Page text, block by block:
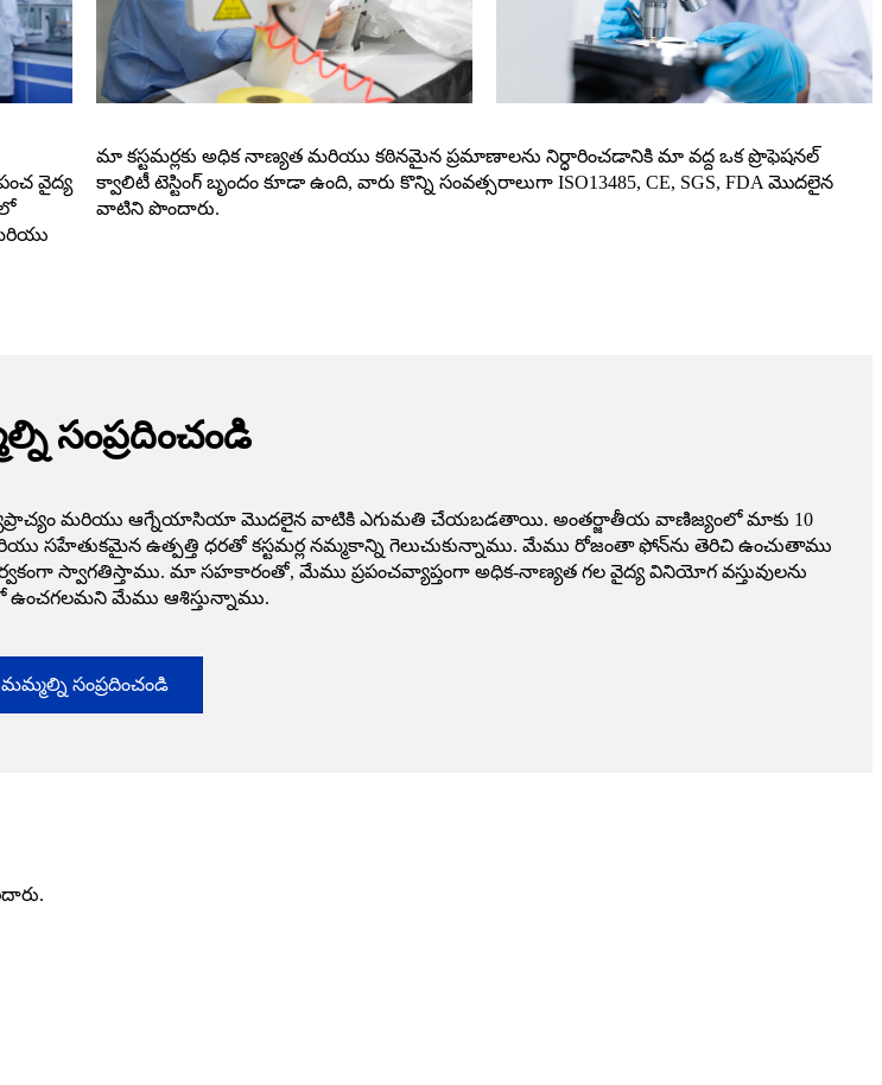
వైద్య
మా కస్టమర్లకు అధిక నాణ్యత మరియు కఠినమైన ప్రమాణాలను నిర్ధారించడానికి మా వద్ద ఒక ప్రొఫెషనల్
క్వాలిటీ టెస్టింగ్ బృందం కూడా ఉంది, వారు కొన్ని సంవత్సరాలుగా ISO13485, CE, SGS, FDA మొదలైన
వాటిని పొందారు.
సంప్రదించండి
మధ్యప్రాచ్యం మరియు ఆగ్నేయాసియా మొదలైన వాటికి ఎగుమతి చేయబడతాయి. అంతర్జాతీయ వాణిజ్యంలో మాకు 10
సహేతుకమైన ఉత్పత్తి ధరతో కస్టమర్ల నమ్మకాన్ని గెలుచుకున్నాము. మేము రోజంతా ఫోన్‌ను తెరిచి ఉంచుతాము
స్వాగతిస్తాము. మా సహకారంతో, మేము ప్రపంచవ్యాప్తంగా అధిక-నాణ్యత గల వైద్య వినియోగ వస్తువులను
ఉంచగలమని మేము ఆశిస్తున్నాము.
మమ్మల్ని సంప్రదించండి